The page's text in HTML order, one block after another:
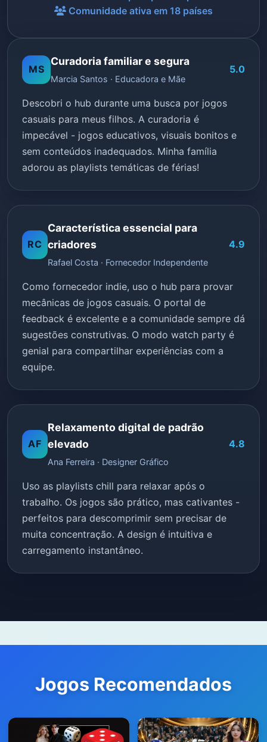
Comunidade ativa em 18 países
MS
Curadoria familiar e segura
Marcia Santos · Educadora e Mãe
5.0
Descobri o hub durante uma busca por jogos
casuais para meus filhos. A curadoria é
impecável - jogos educativos, visuais bonitos e
sem conteúdos inadequados. Minha família
adorou as playlists temáticas de férias!
RC
Característica essencial para
criadores
Rafael Costa · Fornecedor Independente
4.9
Como fornecedor indie, uso o hub para provar
mecânicas de jogos casuais. O portal de
feedback é excelente e a comunidade sempre dá
sugestões construtivas. O modo watch party é
genial para compartilhar experiências com a
equipe.
AF
Relaxamento digital de padrão
elevado
Ana Ferreira · Designer Gráfico
4.8
Uso as playlists chill para relaxar após o
trabalho. Os jogos são prático, mas cativantes -
perfeitos para descomprimir sem precisar de
muita concentração. A design é intuitiva e
carregamento instantâneo.
Jogos Recomendados